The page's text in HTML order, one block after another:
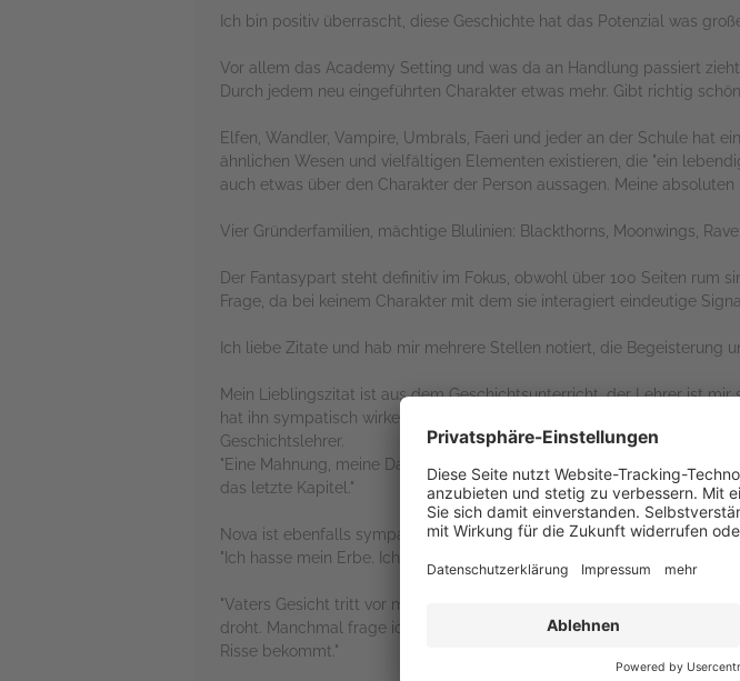
Ich bin positiv überrascht, diese Geschichte hat das Potenzial was
Vor allem das Academy Setting und was da an Handlung passiert
Durch jedem neu eingeführten Charakter etwas mehr. Gibt richtig
Elfen, Wandler, Vampire, Umbrals, Faeri und jeder an der Schule hat
ähnlichen Wesen und vielfältigen Elementen existieren, die "ein
auch etwas über den Charakter der Person aussagen. Meine
Vier Gründerfamilien, mächtige Blulinien: Blackthorns, Moonwings,
Der Fantasypart steht definitiv im Fokus, obwohl über 100 Seiten rum
Frage, da bei keinem Charakter mit dem sie interagiert eindeutige
Ich liebe Zitate und hab mir mehrere Stellen notiert, die Begeisterung
Mein Lieblingszitat ist aus dem Geschichtsunterricht, der Lehrer ist
hat ihn sympatisch wirken lassen aber die Folgende Aussage hat
Geschichtslehrer.
"Eine Mahnung, meine Damen und Herren. Selbst die stärksten
das letzte Kapitel."
Nova ist ebenfalls sympatisch.
"Ich hasse mein Erbe. Ich hasse die Erwartungen die an den Namen
"Vaters Gesicht tritt vor mein inneres Auge - der Wolf ,der sein
droht. Manchmal frage ich mich, ob mein Feuer genauso im Inneren
Risse bekommt."